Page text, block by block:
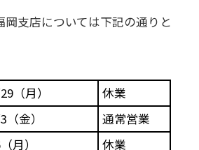
支店については下記の通りと
（月）
休業
金）
通常営業
月）
休業